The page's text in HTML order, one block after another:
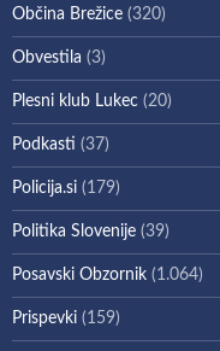
Občina Brežice (320)
Obvestila (3)
Plesni klub Lukec (20)
Podkasti (37)
Policija.si (179)
Politika Slovenije (39)
Posavski Obzornik (1.064)
Prispevki (159)